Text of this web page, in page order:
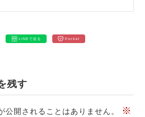
LINEで送る Pocket
残す
公開されることはありません。 ※